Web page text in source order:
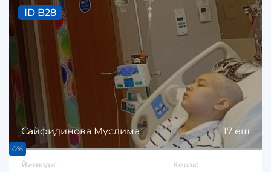
Сайфидинова Муслима 17 ёш
ID B28
0%
Йиғилди:
Керак: